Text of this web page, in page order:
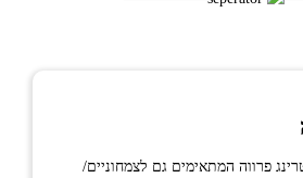
פרווה המתאימים גם לצמחוניים/